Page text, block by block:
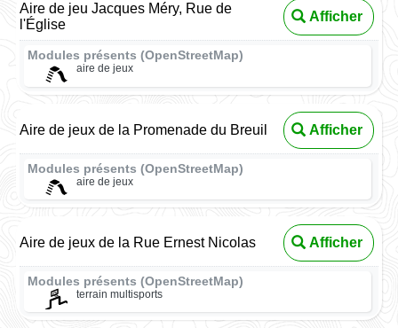
Aire de jeu Jacques Méry, Rue de
l'Église
Afficher
Modules présents (OpenStreetMap)
aire de jeux
Aire de jeux de la Promenade du Breuil Afficher
Modules présents (OpenStreetMap)
aire de jeux
Aire de jeux de la Rue Ernest Nicolas Afficher
Modules présents (OpenStreetMap)
terrain multisports